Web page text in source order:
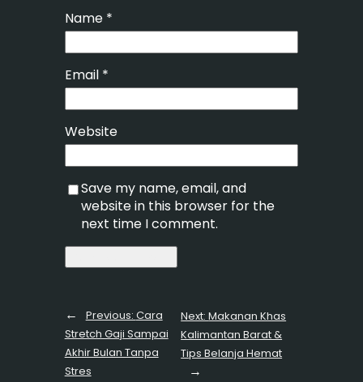
Name *
Email *
Website
Save my name, email, and
website in this browser for the
next time I comment.
← Previous: Cara
Stretch Gaji Sampai
Akhir Bulan Tanpa
Stres
Next:Makanan Khas
Kalimantan Barat &
Tips Belanja Hemat
→